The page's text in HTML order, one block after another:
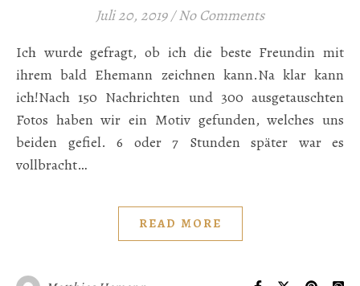
Juli 20, 2019 / No Comments
Ich wurde gefragt, ob ich die beste Freundin mit
ihrem bald Ehemann zeichnen kann.Na klar kann
ich!Nach 150 Nachrichten und 300 ausgetauschten
Fotos haben wir ein Motiv gefunden, welches uns
beiden gefiel. 6 oder 7 Stunden später war es
vollbracht…
READ MORE